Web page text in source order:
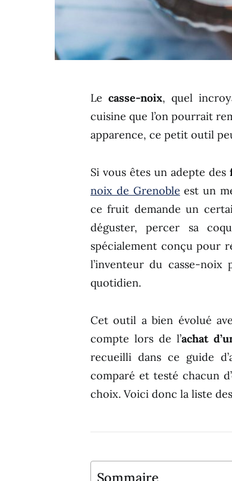
Le casse-noix, quel
cuisine que l’on pourrait
apparence, ce petit outil
Si vous êtes un adepte des
noix de Grenoble est un
ce fruit demande un
déguster, percer sa
spécialement conçu pour
l’inventeur du casse-
quotidien.
Cet outil a bien évolué
compte lors de l’achat
recueilli dans ce guide
comparé et testé chacun
choix. Voici donc la liste
Sommaire